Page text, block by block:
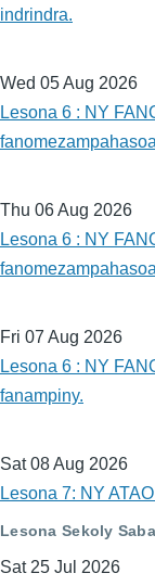
indrindra.
Wed 05 Aug 2026
Lesona 6 : NY
Thu 06 Aug 2026
Lesona 6 : NY
Fri 07 Aug 2026
Lesona 6 : NY
fanampiny.
Sat 08 Aug 2026
Lesona 7: NY
Lesona Sekoly
Sat 25 Jul 2026